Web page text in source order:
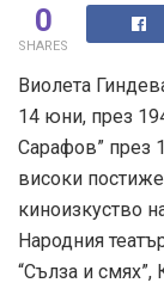
0
SHARES
Виолета
14 юни, през
Сарафов” през
високи
киноизкуство
Народния
“Сълза и смях”,